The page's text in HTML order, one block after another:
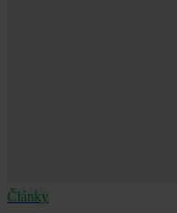
Články